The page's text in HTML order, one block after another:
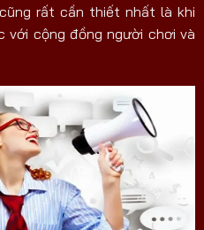
rất cần thiết nhất là khi
cộng đồng người chơi và